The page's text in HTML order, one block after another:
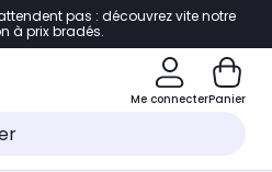
navigation
de page
chatbot
pas : découvrez vite notre
à prix bradés.
Me connecterPanier